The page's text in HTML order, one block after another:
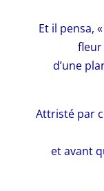
Et il pensa,
d’une
Attristé par
et avant